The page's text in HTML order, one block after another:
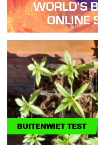
BUITENWIET TEST